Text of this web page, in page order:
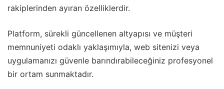
rakiplerinden ayıran özelliklerdir.
Platform, sürekli güncellenen altyapısı ve müşteri
memnuniyeti odaklı yaklaşımıyla, web sitenizi veya
uygulamanızı güvenle barındırabileceğiniz profesyonel
bir ortam sunmaktadır.